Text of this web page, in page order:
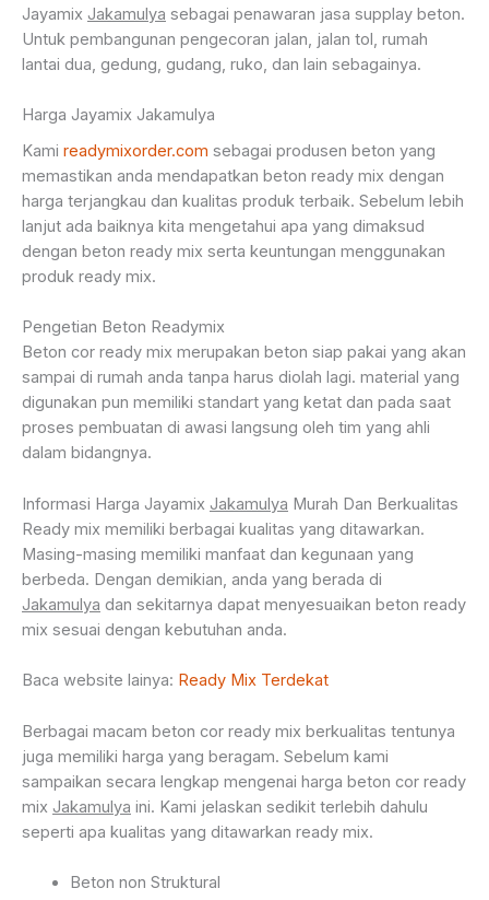
Jayamix Jakamulya sebagai penawaran jasa supplay beton.
Untuk pembangunan pengecoran jalan, jalan tol, rumah
lantai dua, gedung, gudang, ruko, dan lain sebagainya.
Harga Jayamix Jakamulya
Kami readymixorder.com sebagai produsen beton yang
memastikan anda mendapatkan beton ready mix dengan
harga terjangkau dan kualitas produk terbaik. Sebelum lebih
lanjut ada baiknya kita mengetahui apa yang dimaksud
dengan beton ready mix serta keuntungan menggunakan
produk ready mix.
Pengetian Beton Readymix
Beton cor ready mix merupakan beton siap pakai yang akan
sampai di rumah anda tanpa harus diolah lagi. material yang
digunakan pun memiliki standart yang ketat dan pada saat
proses pembuatan di awasi langsung oleh tim yang ahli
dalam bidangnya.
Informasi Harga Jayamix Jakamulya Murah Dan Berkualitas
Ready mix memiliki berbagai kualitas yang ditawarkan.
Masing-masing memiliki manfaat dan kegunaan yang
berbeda. Dengan demikian, anda yang berada di
Jakamulya dan sekitarnya dapat menyesuaikan beton ready
mix sesuai dengan kebutuhan anda.
Baca website lainya: Ready Mix Terdekat
Berbagai macam beton cor ready mix berkualitas tentunya
juga memiliki harga yang beragam. Sebelum kami
sampaikan secara lengkap mengenai harga beton cor ready
mix Jakamulya ini. Kami jelaskan sedikit terlebih dahulu
seperti apa kualitas yang ditawarkan ready mix.
Beton non Struktural